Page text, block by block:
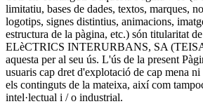
limitatiu, bases de dades, textos, marques,
logotips, signes distintius, animacions,
estructura de la pàgina, etc.) són titularitat
ELèCTRICS INTERURBANS, SA
aquesta per al seu ús. L'ús de la present
usuaris cap dret d'explotació de cap mena
els continguts de la mateixa, així com
intel·lectual i / o industrial.